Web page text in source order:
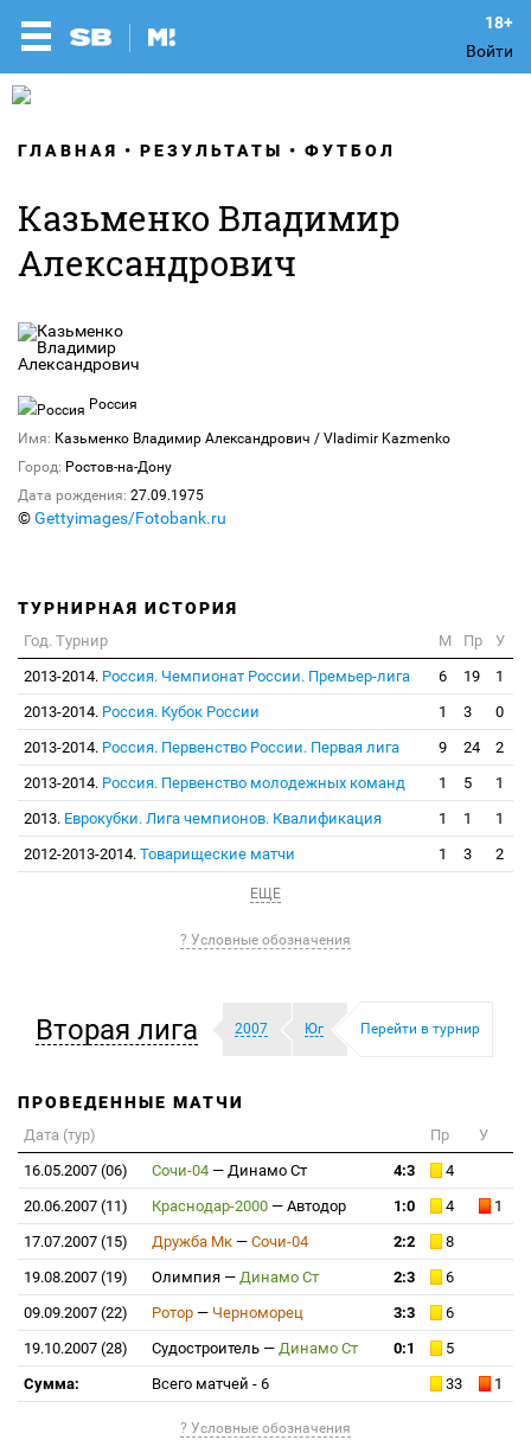
Войти
ГЛАВНАЯ РЕЗУЛЬТАТЫ ФУТБОЛ
Казьменко Владимир
Александрович
Россия
Имя: Казьменко Владимир Александрович / Vladimir Kazmenko
Город: Ростов-на-Дону
Дата рождения: 27.09.1975
©Gettyimages/Fotobank.ru
ТУРНИРНАЯ ИСТОРИЯ
Год. Турнир М Пр
У
2013-2014. Россия. Чемпионат России. Премьер-лига 6 19
1
2013-2014. Россия. Кубок России 1 3
0
2013-2014. Россия. Первенство России. Первая лига 9 24
2
2013-2014. Россия. Первенство молодежных команд 1 5
1
2013. Еврокубки. Лига чемпионов. Квалификация 1 1
1
2012-2013-2014. Товарищеские матчи 1 3 2
ЕЩЕ
? Условные обозначения
Вторая лига 2007 Юг Перейти в турнир
ПРОВЕДЕННЫЕ МАТЧИ
Дата (тур) Пр
У
16.05.2007 (06)
Сочи-04 — Динамо Ст 4:3
4
20.06.2007 (11)
Краснодар-2000 — Автодор 1:0 4
1
17.07.2007 (15)
Дружба Мк — Сочи-04 2:2
8
19.08.2007 (19)
Олимпия — Динамо Ст 2:3
6
09.09.2007 (22)
Ротор — Черноморец 3:3
6
19.10.2007 (28)
Судостроитель — Динамо Ст 0:1
5
Сумма:
Всего матчей - 6 33 1
? Условные обозначения